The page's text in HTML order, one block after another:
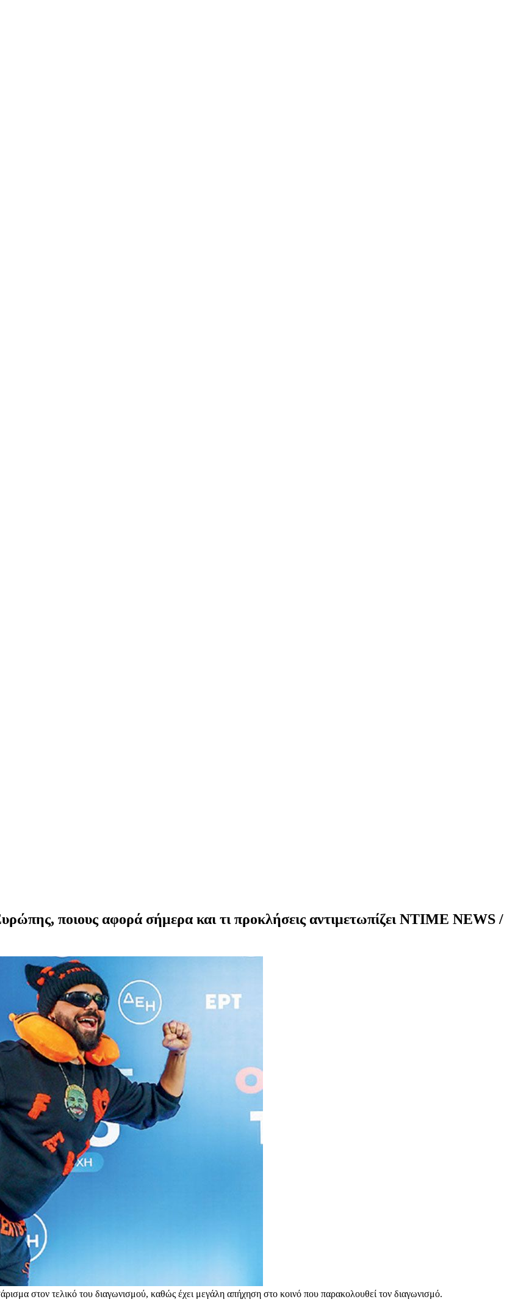
ποιους αφορά σήμερα και τι προκλήσεις αντιμετωπίζει NTIME NEWS /
στον τελικό του διαγωνισμού, καθώς έχει μεγάλη απήχηση στο κοινό που παρακολουθεί τον διαγωνισμό.